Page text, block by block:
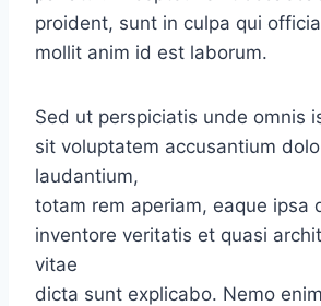
proident, sunt in culpa qui
mollit anim id est laborum.
Sed ut perspiciatis unde omnis
sit voluptatem accusantium
laudantium,
totam rem aperiam, eaque ipsa
inventore veritatis et quasi
vitae
dicta sunt explicabo. Nemo